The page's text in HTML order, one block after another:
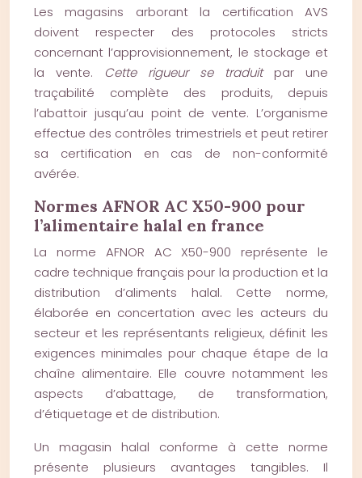
Les magasins arborant la certification AVS
doivent respecter des protocoles stricts
concernant l’approvisionnement, le stockage et
la vente. Cette rigueur se traduit par une
traçabilité complète des produits, depuis
l’abattoir jusqu’au point de vente. L’organisme
effectue des contrôles trimestriels et peut retirer
sa certification en cas de non-conformité
avérée.
Normes AFNOR AC X50-900 pour
l’alimentaire halal en france
La norme AFNOR AC X50-900 représente le
cadre technique français pour la production et la
distribution d’aliments halal. Cette norme,
élaborée en concertation avec les acteurs du
secteur et les représentants religieux, définit les
exigences minimales pour chaque étape de la
chaîne alimentaire. Elle couvre notamment les
aspects d’abattage, de transformation,
d’étiquetage et de distribution.
Un magasin halal conforme à cette norme
présente plusieurs avantages tangibles. Il